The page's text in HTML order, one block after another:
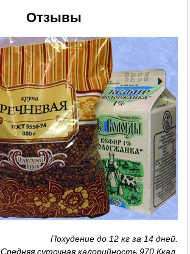
Отзывы
Похудение до 12 кг за 14 дней.
Средняя суточная калорийность 970 Ккал.